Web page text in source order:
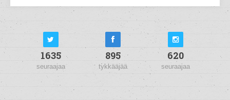
1635
seuraajaa
895
tykkääjää
620
seuraajaa